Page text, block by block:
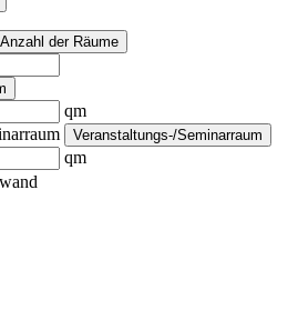
Anzahl der Räume
qm
Veranstaltungs-/Seminarraum
qm